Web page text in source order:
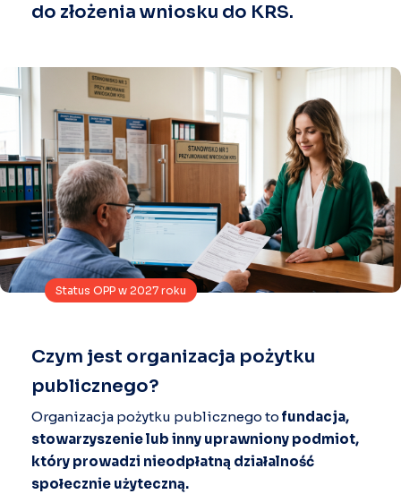
do złożenia wniosku do KRS.
Status OPP w 2027 roku
Czym jest organizacja pożytku
publicznego?
Organizacja pożytku publicznego to fundacja,
stowarzyszenie lub inny uprawniony podmiot,
który prowadzi nieodpłatną działalność
społecznie użyteczną.